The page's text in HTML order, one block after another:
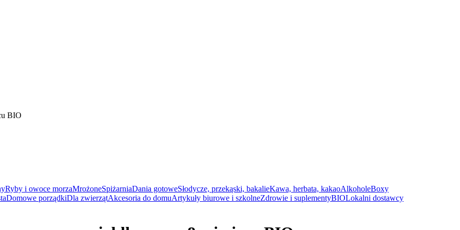
Ryby i owoce morzaMrożoneSpiżarniaDania gotoweSłodycze, przekąski, bakalieKawa, herbata, kakaoAlkoholeBoxy
Domowe porządkiDla zwierzątAkcesoria do domuArtykuły biurowe i szkolneZdrowie i suplementyBIOLokalni dostawcy
BIO